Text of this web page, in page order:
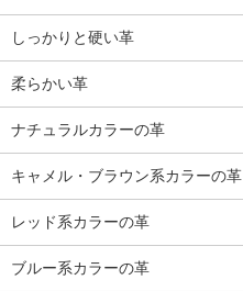
しっかりと硬い革
柔らかい革
ナチュラルカラーの革
キャメル・ブラウン系カラーの革
レッド系カラーの革
ブルー系カラーの革